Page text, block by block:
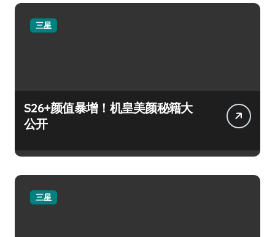
三星
S26+颜值暴增！机皇美颜秘籍大
公开
三星